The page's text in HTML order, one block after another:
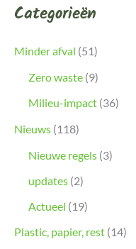
Categorieën
Minder afval (51)
Zero waste (9)
Milieu-impact (36)
Nieuws (118)
Nieuwe regels (3)
updates (2)
Actueel (19)
Plastic, papier, rest (14)